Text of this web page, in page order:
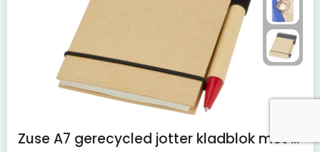
Zuse A7 gerecycled jotter kladblok met pen